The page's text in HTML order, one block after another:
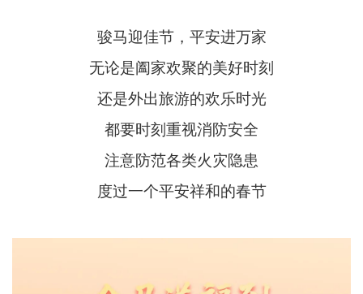
骏马迎佳节，平安进万家
无论是阖家欢聚的美好时刻
还是外出旅游的欢乐时光
都要时刻重视消防安全
注意防范各类火灾隐患
度过一个平安祥和的春节